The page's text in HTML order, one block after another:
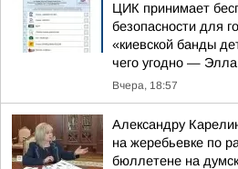
ЦИК принимает
безопасности для
«киевской банды
чего угодно —
Вчера, 18:57
Александру
на жеребьевке по
бюллетене на